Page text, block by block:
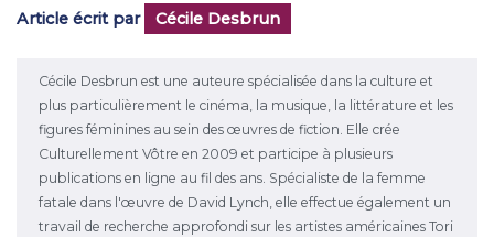
Article écrit par Cécile Desbrun
Cécile Desbrun est une auteure spécialisée dans la culture et
plus particulièrement le cinéma, la musique, la littérature et les
figures féminines au sein des œuvres de fiction. Elle crée
Culturellement Vôtre en 2009 et participe à plusieurs
publications en ligne au fil des ans. Spécialiste de la femme
fatale dans l'œuvre de David Lynch, elle effectue également un
travail de recherche approfondi sur les artistes américaines Tori